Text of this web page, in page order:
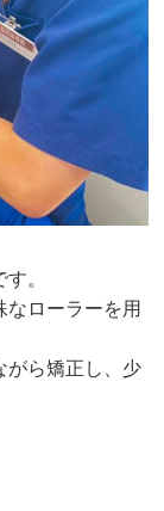
。
ローラーを用
がら矯正し、少